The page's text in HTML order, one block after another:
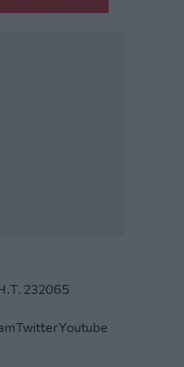
232065
TwitterYoutube